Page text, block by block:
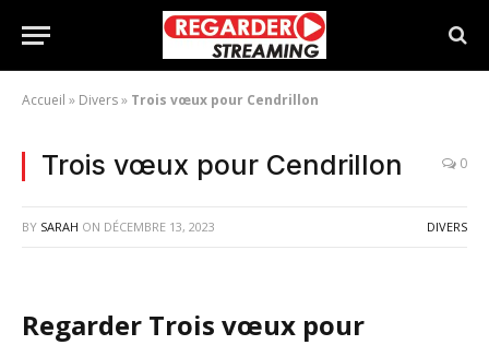
Accueil » Divers» Trois vœux pour Cendrillon
Trois vœux pour Cendrillon 0
BY SARAH ON DÉCEMBRE 13, 2023 DIVERS
Regarder Trois vœux pour